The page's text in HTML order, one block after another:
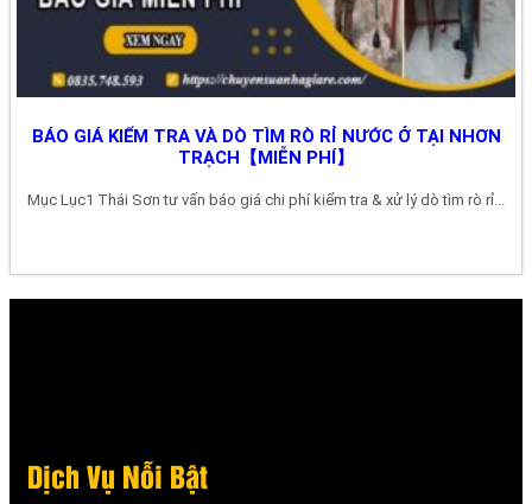
BÁO GIÁ KIỂM TRA VÀ DÒ TÌM RÒ RỈ NƯỚC Ở TẠI NHƠN
TRẠCH【MIỄN PHÍ】
Mục Lục1 Thái Sơn tư vấn báo giá chi phí kiểm tra & xử lý dò tìm rò rỉ...
Dịch Vụ Nỗi Bật